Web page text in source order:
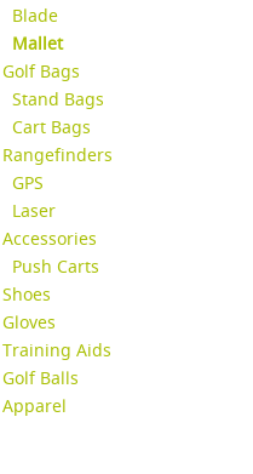
Blade
Mallet
Golf Bags
Stand Bags
Cart Bags
Rangefinders
GPS
Laser
Accessories
Push Carts
Shoes
Gloves
Training Aids
Golf Balls
Apparel